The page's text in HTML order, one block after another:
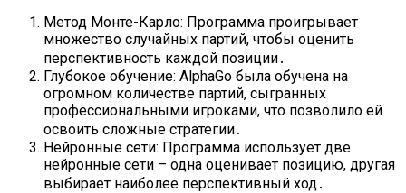
Метод Монте-Карло: Программа проигрывает
множество случайных партий, чтобы оценить
перспективность каждой позиции․
Глубокое обучение: AlphaGo была обучена на
огромном количестве партий, сыгранных
профессиональными игроками, что позволило ей
освоить сложные стратегии․
Нейронные сети: Программа использует две
нейронные сети – одна оценивает позицию, другая
выбирает наиболее перспективный ход․